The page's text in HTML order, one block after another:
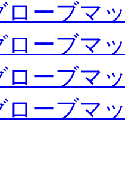
ローブマ
ローブマ
ローブマ
ローブマ